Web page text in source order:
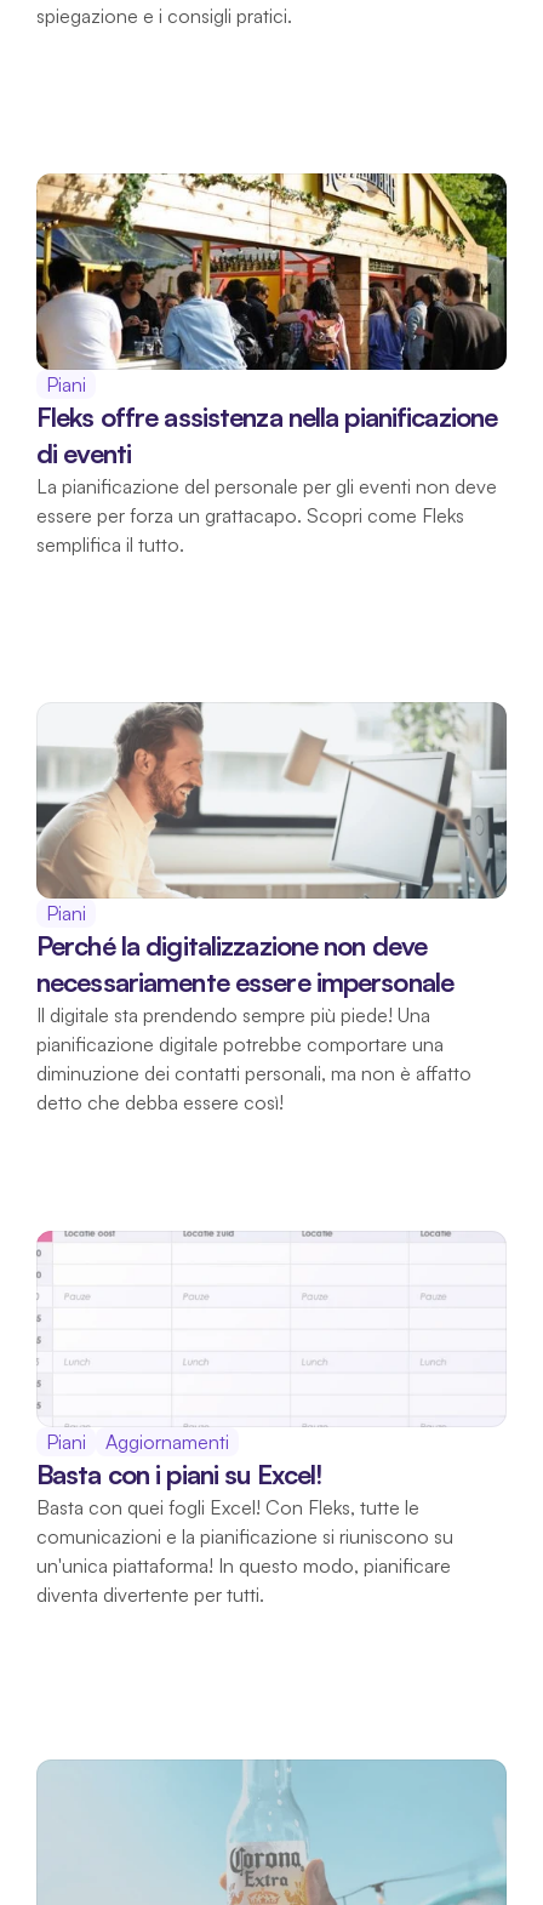
spiegazione e i consigli pratici.
Piani
Fleks offre assistenza nella pianificazione
di eventi
La pianificazione del personale per gli eventi non deve
essere per forza un grattacapo. Scopri come Fleks
semplifica il tutto.
Piani
Perché la digitalizzazione non deve
necessariamente essere impersonale
Il digitale sta prendendo sempre più piede! Una
pianificazione digitale potrebbe comportare una
diminuzione dei contatti personali, ma non è affatto
detto che debba essere così!
Piani Aggiornamenti
Basta con i piani su Excel!
Basta con quei fogli Excel! Con Fleks, tutte le
comunicazioni e la pianificazione si riuniscono su
un'unica piattaforma! In questo modo, pianificare
diventa divertente per tutti.